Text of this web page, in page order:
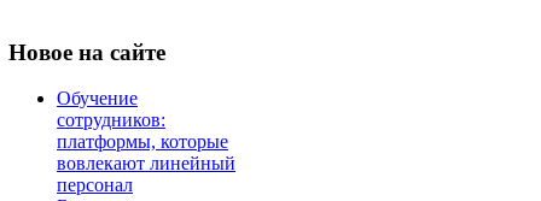
Новое на сайте
Обучение
сотрудников:
платформы, которые
вовлекают линейный
персонал